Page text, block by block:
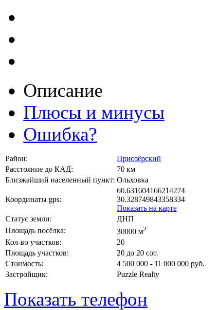
Описание
Плюсы и минусы
Ошибка?
Район:
Приозёрский
Расстояние до КАД:
70 км
Близжайший населенный пункт: Ольховка
Координаты gps:
60.631604166214274
30.328749843358334
Показать на карте
Статус земли:
ДНП
Площадь посёлка:
30000 м2
Кол-во участков:
20
Площадь участков:
20 до 20 сот.
Стоимость:
4 500 000 - 11 000 000 руб.
Застройщик:
Puzzle Realty
Показать телефон